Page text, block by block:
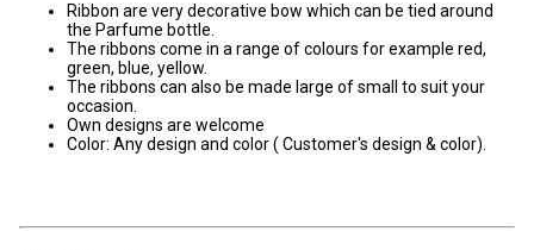
Ribbon are very decorative bow which can be tied around
the Parfume bottle.
The ribbons come in a range of colours for example red,
green, blue, yellow.
The ribbons can also be made large of small to suit your
occasion.
Own designs are welcome
Color: Any design and color ( Customer's design & color).